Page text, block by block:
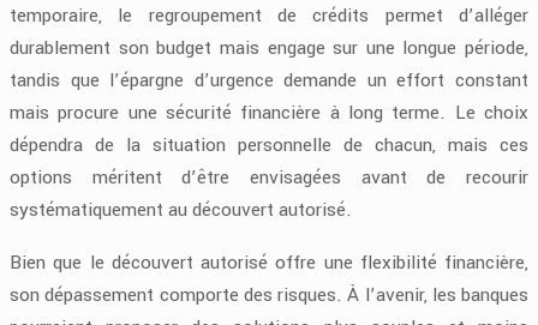
temporaire, le regroupement de crédits permet d’alléger
durablement son budget mais engage sur une longue période,
tandis que l’épargne d’urgence demande un effort constant
mais procure une sécurité financière à long terme. Le choix
dépendra de la situation personnelle de chacun, mais ces
options méritent d’être envisagées avant de recourir
systématiquement au découvert autorisé.
Bien que le découvert autorisé offre une flexibilité financière,
son dépassement comporte des risques. À l’avenir, les banques